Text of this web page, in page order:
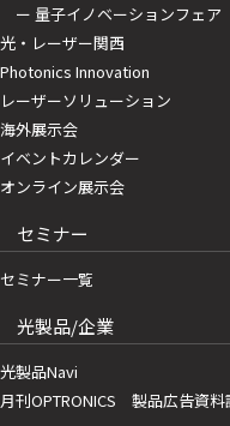
ー 量子イノベーションフェア
光・レーザー関西
Photonics Innovation
レーザーソリューション
海外展示会
イベントカレンダー
オンライン展示会
セミナー
セミナー一覧
光製品/企業
光製品Navi
月刊OPTRONICS 製品広告資料